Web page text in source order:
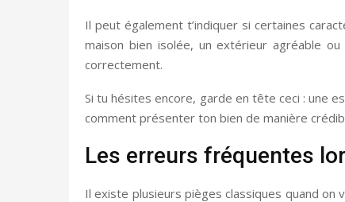
Il peut également t’indiquer si certaines
maison bien isolée, un extérieur agréable
correctement.
Si tu hésites encore, garde en tête ceci : une
comment présenter ton bien de manière
Les erreurs fréquentes
Il existe plusieurs pièges classiques quand on